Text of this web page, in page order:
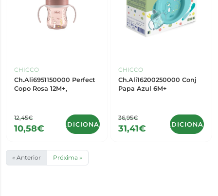
CHICCO
Ch.Ali6951150000 Perfect
Copo Rosa 12M+,
12,45€
10,58€ ADICIONAR
CHICCO
Ch.Ali16200250000 Conj
Papa Azul 6M+
36,95€
31,41€ ADICIONAR
« Anterior Próxima »